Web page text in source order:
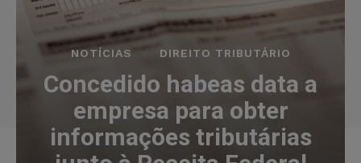
NOTÍCIAS DIREITO TRIBUTÁRIO
Concedido habeas data a
empresa para obter
informações tributárias